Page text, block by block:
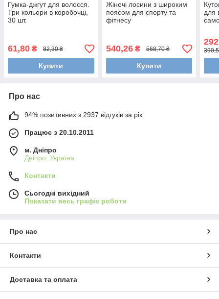
Гумка-джгут для волосся.
Три кольори в коробочці,
30 шт.
61,80 ₴ 82,30 ₴
Купити
Жіночі лосини з широким
поясом для спорту та
фітнесу
540,26₴ 568,70 ₴
Купити
для
Про нас
94% позитивних з 2937 відгуків за рік
Працює з 20.10.2011
м. Дніпро
Дніпро, Україна
Контакти
Сьогодні вихідний
Показати весь графік роботи
Про нас
Контакти
Доставка та оплата